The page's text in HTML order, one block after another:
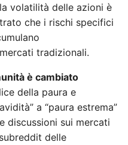
volatilità delle azioni è
che i rischi specifici
tradizionali.
è cambiato
della paura e
a “paura estrema”
discussioni sui mercati
delle